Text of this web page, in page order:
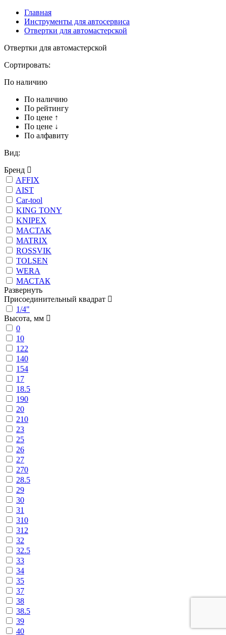
Главная
Инструменты для автосервиса
Отвертки для автомастерской
Отвертки для автомастерской
Сортировать:
По наличию
По наличию
По рейтингу
По цене ↑
По цене ↓
По алфавиту
Вид:
Бренд
AFFIX
AIST
Car-tool
KING TONY
KNIPEX
MACTAK
MATRIX
ROSSVIK
TOLSEN
WERA
МАСТАК
Развернуть
Присоединительный квадрат
1/4"
Высота, мм
0
10
122
140
154
17
18.5
190
20
210
23
25
26
27
270
28.5
29
30
31
310
312
32
32.5
33
34
35
37
38
38.5
39
40